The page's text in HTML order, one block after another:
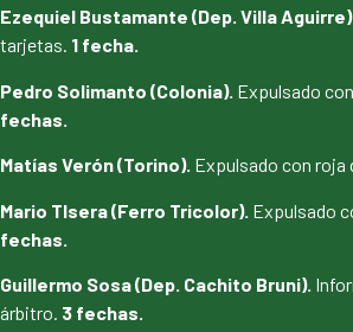
Ezequiel Bustamante (Dep. Villa
tarjetas. 1 fecha.
Pedro Solimanto (Colonia). Expulsado
fechas.
Matías Verón (Torino). Expulsado con roja
Mario TIsera (Ferro Tricolor). Expulsado
fechas.
Guillermo Sosa (Dep. Cachito Bruni).
árbitro. 3 fechas.